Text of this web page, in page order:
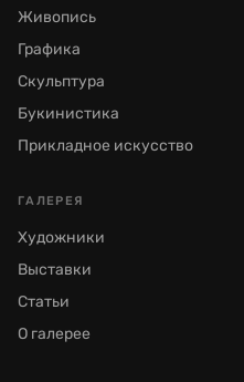
Живопись
Графика
Скульптура
Букинистика
Прикладное искусство
ГАЛЕРЕЯ
Художники
Выставки
Статьи
О галерее